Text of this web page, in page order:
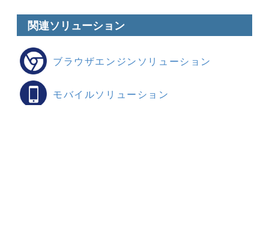
関連ソリューション
ブラウザエンジンソリューション
モバイルソリューション